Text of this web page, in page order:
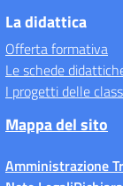
La didattica
Offerta formativa
Le schede
I progetti delle
Mappa del sito
Amministrazione